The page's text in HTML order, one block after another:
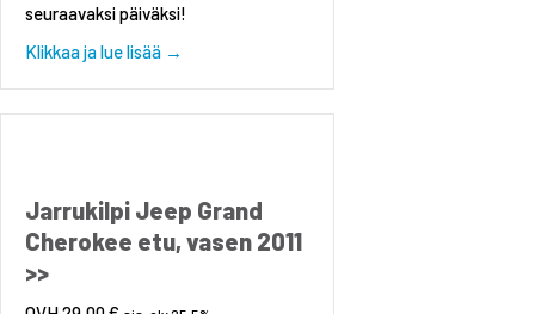
seuraavaksi päiväksi!
Klikkaa ja lue lisää →
Jarrukilpi Jeep Grand
Cherokee etu, vasen 2011
>>